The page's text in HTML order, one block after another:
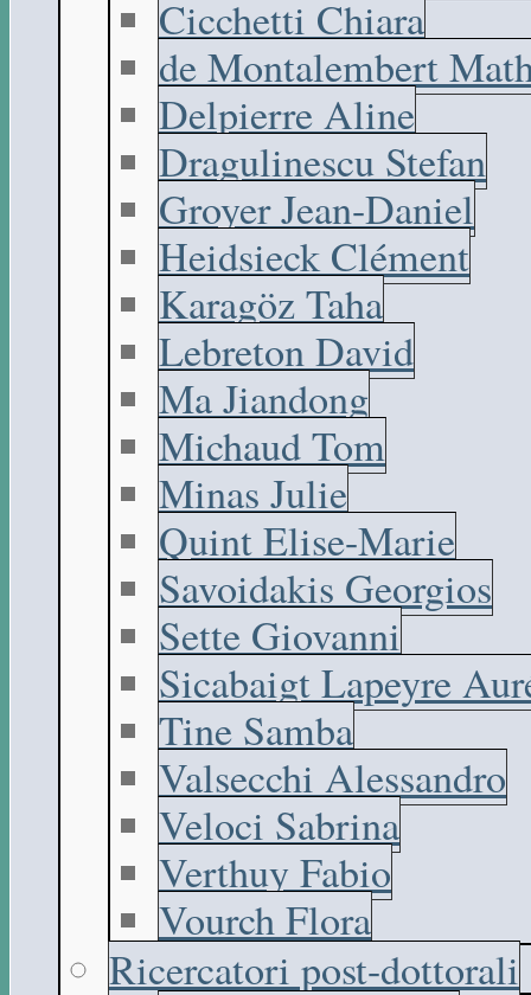
Cicchetti Chiara
de Montalembert
Delpierre Aline
Dragulinescu Stefan
Groyer Jean-Daniel
Heidsieck Clément
Karagöz Taha
Lebreton David
Ma Jiandong
Michaud Tom
Minas Julie
Quint Elise-Marie
Savoidakis Georgios
Sette Giovanni
Sicabaigt Lapeyre
Tine Samba
Valsecchi Alessandro
Veloci Sabrina
Verthuy Fabio
Vourch Flora
Ricercatori post-dottorali